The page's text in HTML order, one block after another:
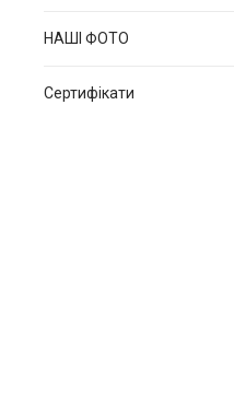
НАШІ ФОТО
Сертифікати